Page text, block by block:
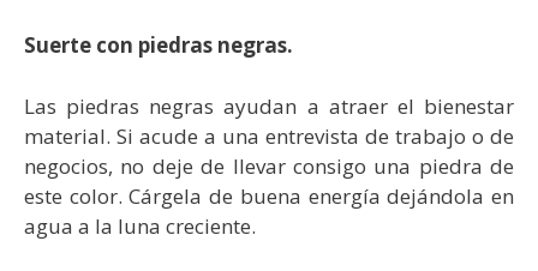
Suerte con piedras negras.
Las piedras negras ayudan a atraer el bienestar
material. Si acude a una entrevista de trabajo o de
negocios, no deje de llevar consigo una piedra de
este color. Cárgela de buena energía dejándola en
agua a la luna creciente.